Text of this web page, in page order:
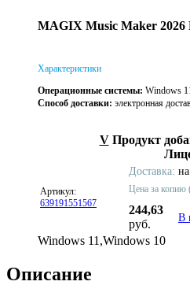
MAGIX Music Maker 2026
Характеристики
Операционные системы: Windows
Способ доставки: электронная
V Продукт
Артикул:
639191551567
Доставка:
Цена за копию
244,63
руб.
В
Windows 11,Windows 10
Описание